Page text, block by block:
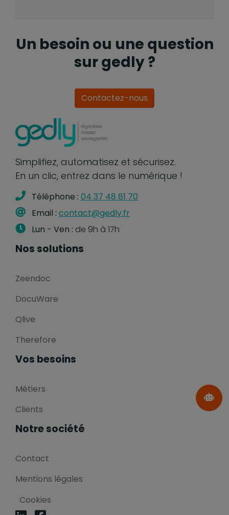
Un besoin ou une question
sur gedly ?
Contactez-nous
Simplifiez, automatisez et sécurisez.
En un clic, entrez dans le numérique !
Téléphone : 04 37 48 81 70
Email : contact@gedly.fr
Lun - Ven : de 9h à 17h
Nos solutions
Zeendoc
DocuWare
Qlive
Therefore
Vos besoins
Métiers
Clients
Notre société
Contact
Mentions légales
Cookies